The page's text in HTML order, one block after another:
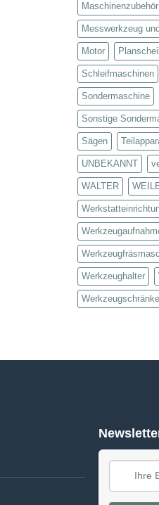
Messwerkzeug
Motor
Schleifmaschinen
Sondermaschine
Sonstige
Sägen
UNBEKANNT
WALTER
Werkzeughalter
Werkzeugschränke